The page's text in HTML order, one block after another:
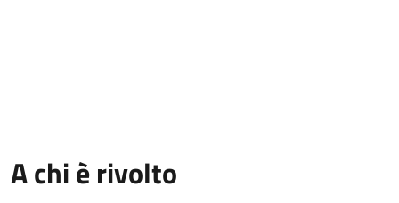
A chi è rivolto